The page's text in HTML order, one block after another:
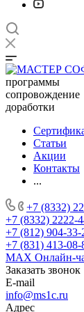
программы
сопровождение
доработки
Статьи
Акции
Контакты
...
+7 (8332)
+7 (8332) 2222-
+7 (812) 904-33-
+7 (831) 413-08-
MAX Онлайн-
Заказать звонок
E-mail
info@ms1c.ru
Адрес